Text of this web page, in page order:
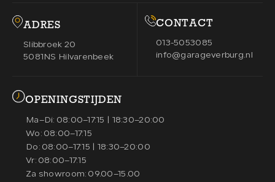
ADRES
Slibbroek 20
5081NS Hilvarenbeek
CONTACT
013-5053085
info@garageverburg.nl
OPENINGSTIJDEN
Ma–Di: 08:00–17:15 | 18:30–20:00
Wo: 08:00–17:15
Do: 08:00–17:15 | 18:30–20:00
Vr: 08:00–17:15
Za showroom: 09.00–15.00